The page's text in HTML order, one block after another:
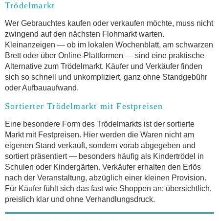
Trödelmarkt
Wer Gebrauchtes kaufen oder verkaufen möchte, muss nicht
zwingend auf den nächsten Flohmarkt warten.
Kleinanzeigen — ob im lokalen Wochenblatt, am schwarzen
Brett oder über Online-Plattformen — sind eine praktische
Alternative zum Trödelmarkt. Käufer und Verkäufer finden
sich so schnell und unkompliziert, ganz ohne Standgebühr
oder Aufbauaufwand.
Sortierter Trödelmarkt mit Festpreisen
Eine besondere Form des Trödelmarkts ist der sortierte
Markt mit Festpreisen. Hier werden die Waren nicht am
eigenen Stand verkauft, sondern vorab abgegeben und
sortiert präsentiert — besonders häufig als Kindertrödel in
Schulen oder Kindergärten. Verkäufer erhalten den Erlös
nach der Veranstaltung, abzüglich einer kleinen Provision.
Für Käufer fühlt sich das fast wie Shoppen an: übersichtlich,
preislich klar und ohne Verhandlungsdruck.